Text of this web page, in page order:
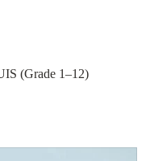
(Grade 1–12)